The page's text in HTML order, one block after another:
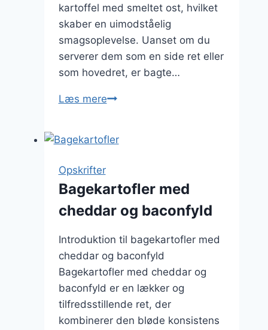
kartoffel med smeltet ost, hvilket
skaber en uimodståelig
smagsoplevelse. Uanset om du
serverer dem som en side ret eller
som hovedret, er bagte…
Læs mereBagte
ost:
for
osteelskere
Opskrifter
Bagekartofler med
cheddar og baconfyld
Introduktion til bagekartofler med
cheddar og baconfyld
Bagekartofler med cheddar og
baconfyld er en lækker og
tilfredsstillende ret, der
kombinerer den bløde konsistens